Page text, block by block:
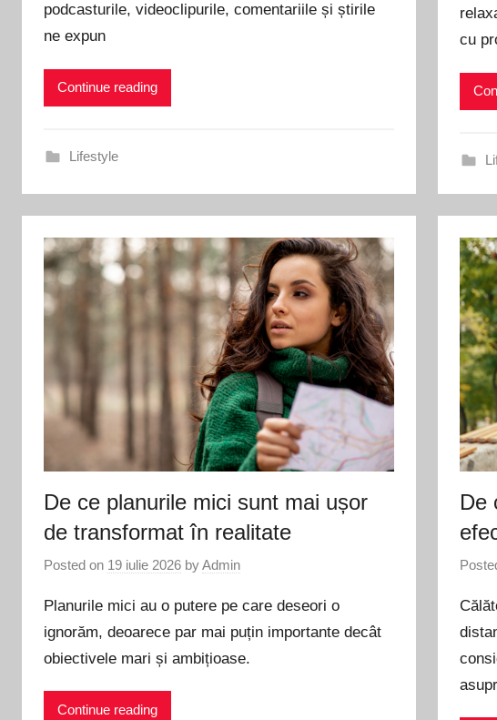
podcasturile, videoclipurile, comentariile și știrile
ne expun
Continue reading
Lifestyle
cu
De ce planurile mici sunt mai ușor
de transformat în realitate
Posted on 19 iulie 2026 byAdmin
Planurile mici au o putere pe care deseori o
ignorăm, deoarece par mai puțin importante decât
obiectivele mari și ambițioase.
Continue reading
De